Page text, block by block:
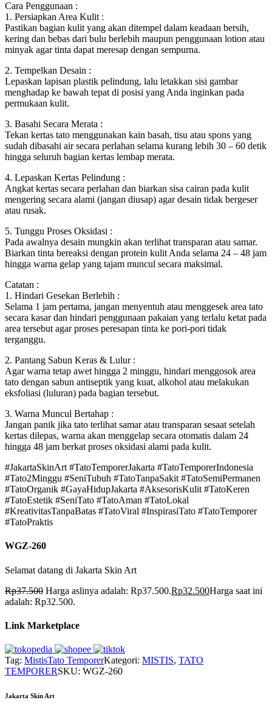
Cara Penggunaan :
1. Persiapkan Area Kulit :
Pastikan bagian kulit yang akan ditempel dalam keadaan bersih,
kering dan bebas dari bulu berlebih maupun penggunaan lotion atau
minyak agar tinta dapat meresap dengan sempurna.
2. Tempelkan Desain :
Lepaskan lapisan plastik pelindung, lalu letakkan sisi gambar
menghadap ke bawah tepat di posisi yang Anda inginkan pada
permukaan kulit.
3. Basahi Secara Merata :
Tekan kertas tato menggunakan kain basah, tisu atau spons yang
sudah dibasahi air secara perlahan selama kurang lebih 30 – 60 detik
hingga seluruh bagian kertas lembap merata.
4. Lepaskan Kertas Pelindung :
Angkat kertas secara perlahan dan biarkan sisa cairan pada kulit
mengering secara alami (jangan diusap) agar desain tidak bergeser
atau rusak.
5. Tunggu Proses Oksidasi :
Pada awalnya desain mungkin akan terlihat transparan atau samar.
Biarkan tinta bereaksi dengan protein kulit Anda selama 24 – 48 jam
hingga warna gelap yang tajam muncul secara maksimal.
Catatan :
1. Hindari Gesekan Berlebih :
Selama 1 jam pertama, jangan menyentuh atau menggesek area tato
secara kasar dan hindari penggunaan pakaian yang terlalu ketat pada
area tersebut agar proses peresapan tinta ke pori-pori tidak
terganggu.
2. Pantang Sabun Keras & Lulur :
Agar warna tetap awet hingga 2 minggu, hindari menggosok area
tato dengan sabun antiseptik yang kuat, alkohol atau melakukan
eksfoliasi (luluran) pada bagian tersebut.
3. Warna Muncul Bertahap :
Jangan panik jika tato terlihat samar atau transparan sesaat setelah
kertas dilepas, warna akan menggelap secara otomatis dalam 24
hingga 48 jam berkat proses oksidasi alami pada kulit.
#JakartaSkinArt #TatoTemporerJakarta #TatoTemporerIndonesia
#Tato2Minggu #SeniTubuh #TatoTanpaSakit #TatoSemiPermanen
#TatoOrganik #GayaHidupJakarta #AksesorisKulit #TatoKeren
#TatoEstetik #SeniTato #TatoAman #TatoLokal
#KreativitasTanpaBatas #TatoViral #InspirasiTato #TatoTemporer
#TatoPraktis
WGZ-260
Selamat datang di Jakarta Skin Art
Rp37.500 Harga aslinya adalah: Rp37.500.Rp32.500Harga saat ini
adalah: Rp32.500.
Link Marketplace
Tag: MistisTato TemporerKategori: MISTIS, TATO
TEMPORERSKU: WGZ-260
Jakarta Skin Art